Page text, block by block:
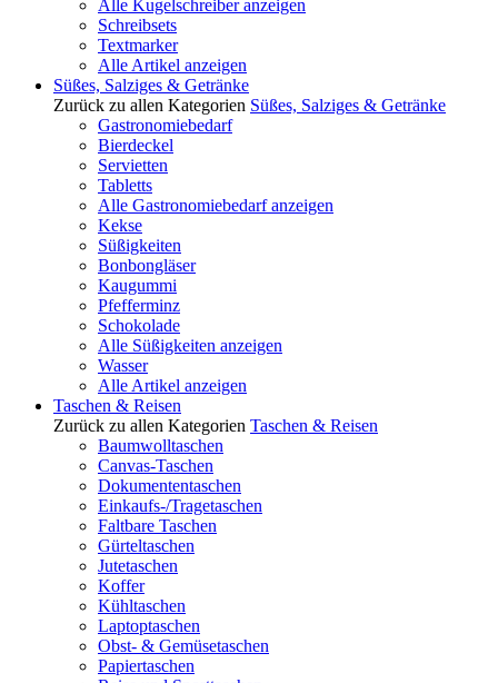
Alle Kugelschreiber anzeigen
Schreibsets
Textmarker
Alle Artikel anzeigen
Süßes, Salziges & Getränke
Zurück zu allen Kategorien Süßes, Salziges & Getränke
Gastronomiebedarf
Bierdeckel
Servietten
Tabletts
Alle Gastronomiebedarf anzeigen
Kekse
Süßigkeiten
Bonbongläser
Kaugummi
Pfefferminz
Schokolade
Alle Süßigkeiten anzeigen
Wasser
Alle Artikel anzeigen
Taschen & Reisen
Zurück zu allen Kategorien Taschen & Reisen
Baumwolltaschen
Canvas-Taschen
Dokumententaschen
Einkaufs-/Tragetaschen
Faltbare Taschen
Gürteltaschen
Jutetaschen
Koffer
Kühltaschen
Laptoptaschen
Obst- & Gemüsetaschen
Papiertaschen